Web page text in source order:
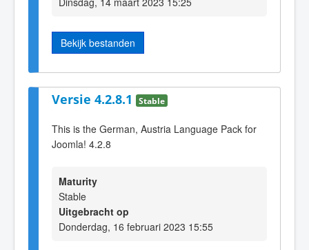
Bekijk bestanden
Versie 4.2.8.1 Stable
This is the German, Austria Language Pack for
Joomla! 4.2.8
Maturity
Stable
Uitgebracht op
Donderdag, 16 februari 2023 15:55